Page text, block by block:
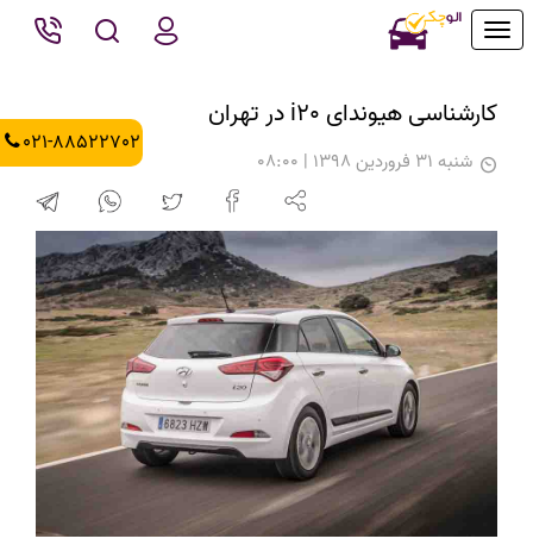
Toggle
021-88522702
کارشناسی هیوندای i20 در تهران
شنبه 31 فروردین 1398 | 08:00